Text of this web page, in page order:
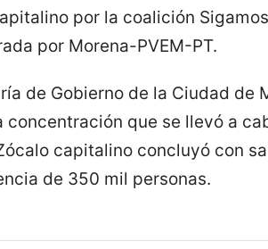
por la coalición
por Morena-PVEM-PT.
de Gobierno de la Ciudad de
concentración que se llevó a
capitalino concluyó con
de 350 mil personas.